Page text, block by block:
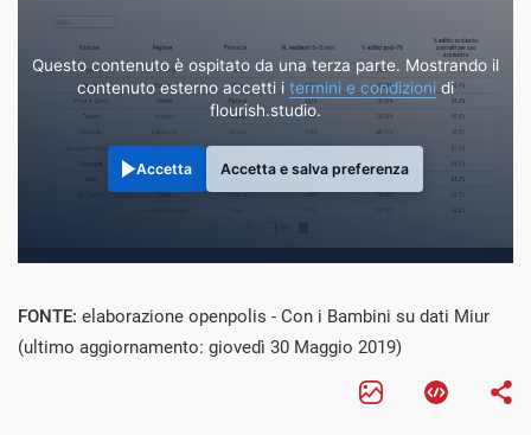
Questo contenuto è ospitato da una terza parte. Mostrando il
contenuto esterno accetti i termini e condizioni di
flourish.studio.
Accetta Accetta e salva preferenza
FONTE: elaborazione openpolis - Con i Bambini su dati Miur
(ultimo aggiornamento: giovedì 30 Maggio 2019)